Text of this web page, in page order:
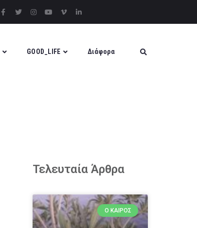
GOOD_LIFE Διάφορα
Τελευταία Άρθρα
Ο ΚΑΙΡΌΣ